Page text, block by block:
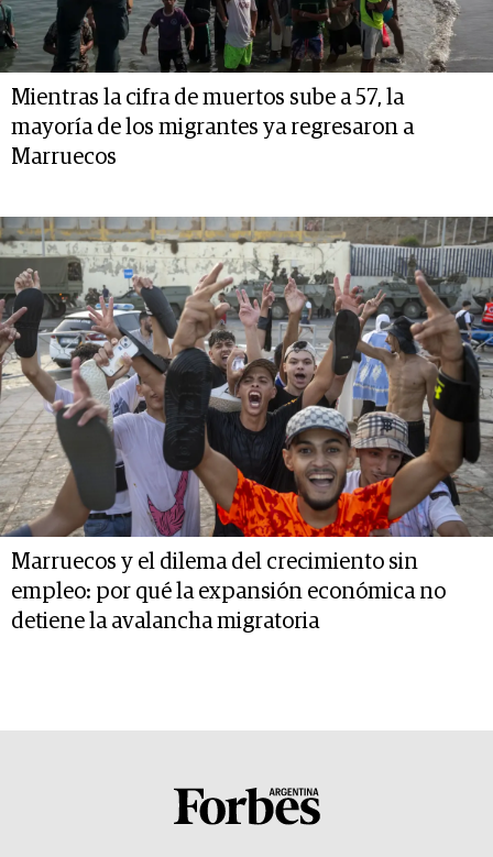
Mientras la cifra de muertos sube a 57, la
mayoría de los migrantes ya regresaron a
Marruecos
Marruecos y el dilema del crecimiento sin
empleo: por qué la expansión económica no
detiene la avalancha migratoria